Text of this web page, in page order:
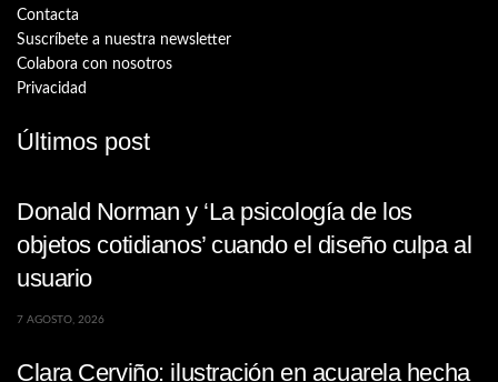
Contacta
Suscríbete a nuestra newsletter
Colabora con nosotros
Privacidad
Últimos post
Donald Norman y ‘La psicología de los
objetos cotidianos’ cuando el diseño culpa al
usuario
7 AGOSTO, 2026
Clara Cerviño: ilustración en acuarela hecha